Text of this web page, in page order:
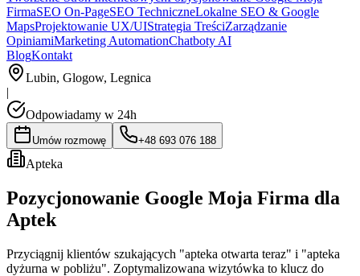
FirmaSEO On-PageSEO TechniczneLokalne SEO & Google
MapsProjektowanie UX/UIStrategia TreściZarządzanie
OpiniamiMarketing AutomationChatboty AI
BlogKontakt
Lubin, Glogow, Legnica
|
Odpowiadamy w 24h
Umów rozmowę +48 693 076 188
Apteka
Pozycjonowanie Google Moja Firma dla
Aptek
Przyciągnij klientów szukających "apteka otwarta teraz" i "apteka
dyżurna w pobliżu". Zoptymalizowana wizytówka to klucz do